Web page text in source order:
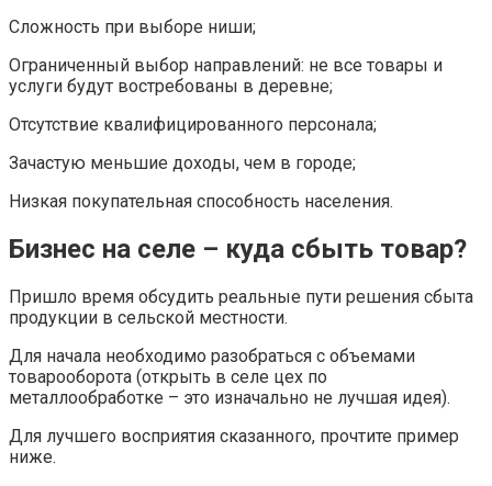
Сложность при выборе ниши;
Ограниченный выбор направлений: не все товары и
услуги будут востребованы в деревне;
Отсутствие квалифицированного персонала;
Зачастую меньшие доходы, чем в городе;
Низкая покупательная способность населения.
Бизнес на селе – куда сбыть товар?
Пришло время обсудить реальные пути решения сбыта
продукции в сельской местности.
Для начала необходимо разобраться с объемами
товарооборота (открыть в селе цех по
металлообработке – это изначально не лучшая идея).
Для лучшего восприятия сказанного, прочтите пример
ниже.